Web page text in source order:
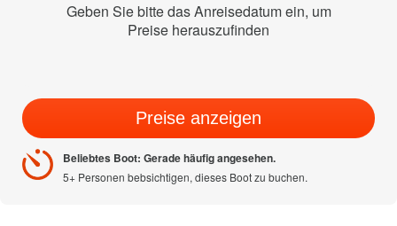
Geben Sie bitte das Anreisedatum ein, um
Preise herauszufinden
Preise anzeigen
Beliebtes Boot: Gerade häufig angesehen.
5+ Personen bebsichtigen, dieses Boot zu buchen.